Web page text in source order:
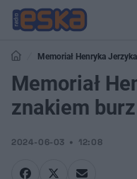
Memoriał Henryka
Memoriał
znakiem burz
2024-06-03 12:08